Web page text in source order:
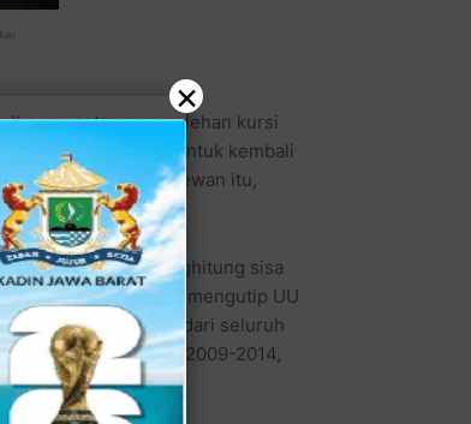
penetapan perolehan kursi
Agung Laksono untuk kembali
anggota dewan itu,
ketiga. KPU menghitung sisa
sisa kursi. Padahal, mengutip UU
seluruh sisa suara dari seluruh
DPR periode 2009-2014,
×